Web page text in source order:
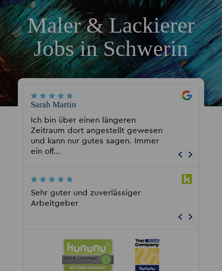
Maler & Lackierer
Jobs in Schwerin
Sarah Martin
Ich bin über einen längeren
Zeitraum dort angestellt gewesen
und kann nur gutes sagen. Immer
ein off...
Rensen
Sehr guter und zuverlässiger
Arbeitgeber